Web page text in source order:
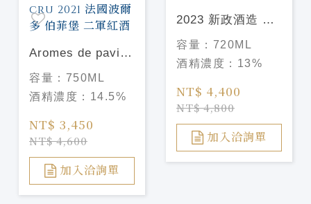
Aromes de pavie
saint emilion
grand cru 2021 法
國波爾多 伯菲堡
二軍紅酒
容量： 750ML
酒精濃度： 14.5%
NT$ 3,450
NT$ 4,600
加入洽詢單
2023 新政酒造 陸
羽132號 木桶仕入
生酛純米
容量： 720ML
酒精濃度： 13%
NT$ 4,400
NT$ 4,800
加入洽詢單